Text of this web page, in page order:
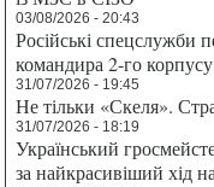
03/08/2026 - 20:43
Російські спецслужби
командира 2-го
31/07/2026 - 19:45
Не тільки «Скеля».
31/07/2026 - 18:19
Український
за найкрасивіший хід